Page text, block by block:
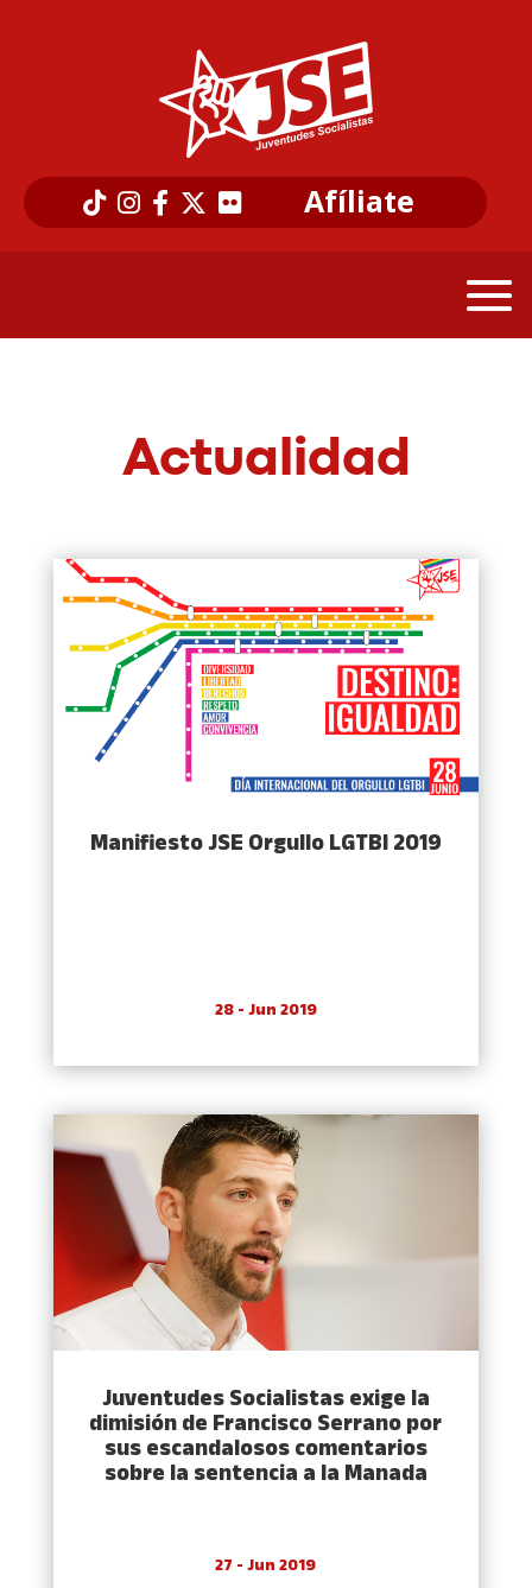
Afíliate
Actualidad
Manifiesto JSE Orgullo LGTBI 2019
28 - Jun 2019
Juventudes Socialistas exige la
dimisión de Francisco Serrano por
sus escandalosos comentarios
sobre la sentencia a la Manada
27 - Jun 2019